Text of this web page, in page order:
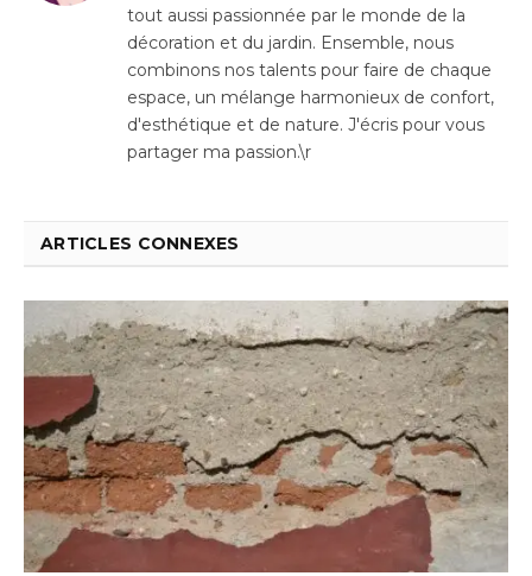
tout aussi passionnée par le monde de la
décoration et du jardin. Ensemble, nous
combinons nos talents pour faire de chaque
espace, un mélange harmonieux de confort,
d'esthétique et de nature. J'écris pour vous
partager ma passion.\r
ARTICLES CONNEXES